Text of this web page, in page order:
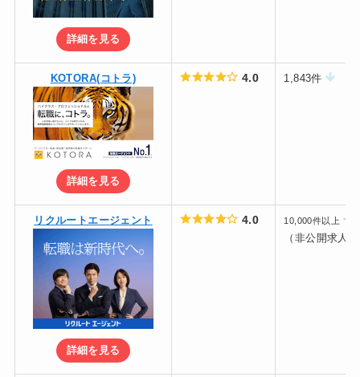
詳細を見る
KOTORA(コトラ)
詳細を見る
4.0 1,843件
リクルートエージェント
詳細を見る
4.0 10,000件以上
（非公開求人